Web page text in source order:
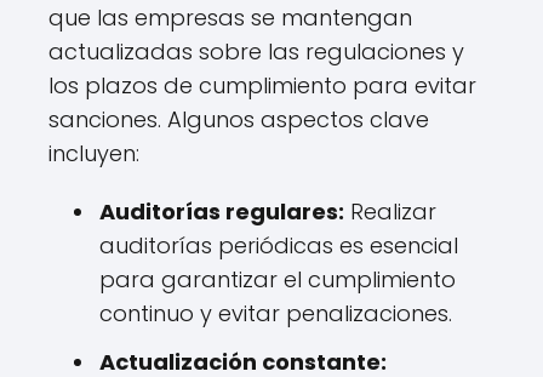
que las empresas se mantengan
actualizadas sobre las regulaciones y
los plazos de cumplimiento para evitar
sanciones. Algunos aspectos clave
incluyen:
Auditorías regulares: Realizar
auditorías periódicas es esencial
para garantizar el cumplimiento
continuo y evitar penalizaciones.
Actualización constante: